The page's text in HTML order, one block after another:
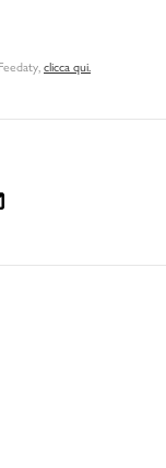
, clicca qui.